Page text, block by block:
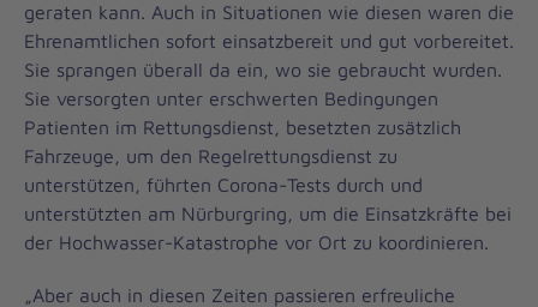
geraten kann. Auch in Situationen wie diesen waren die
Ehrenamtlichen sofort einsatzbereit und gut vorbereitet.
Sie sprangen überall da ein, wo sie gebraucht wurden.
Sie versorgten unter erschwerten Bedingungen
Patienten im Rettungsdienst, besetzten zusätzlich
Fahrzeuge, um den Regelrettungsdienst zu
unterstützen, führten Corona-Tests durch und
unterstützten am Nürburgring, um die Einsatzkräfte bei
der Hochwasser-Katastrophe vor Ort zu koordinieren.
„Aber auch in diesen Zeiten passieren erfreuliche